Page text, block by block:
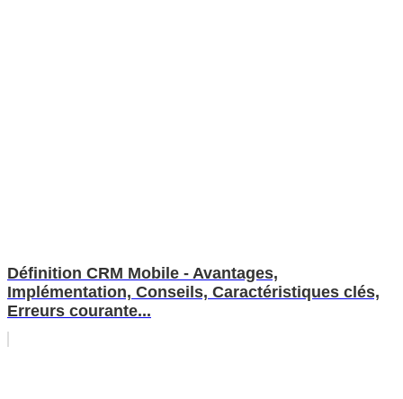
Définition CRM Mobile - Avantages,
Implémentation, Conseils, Caractéristiques clés,
Erreurs courante...